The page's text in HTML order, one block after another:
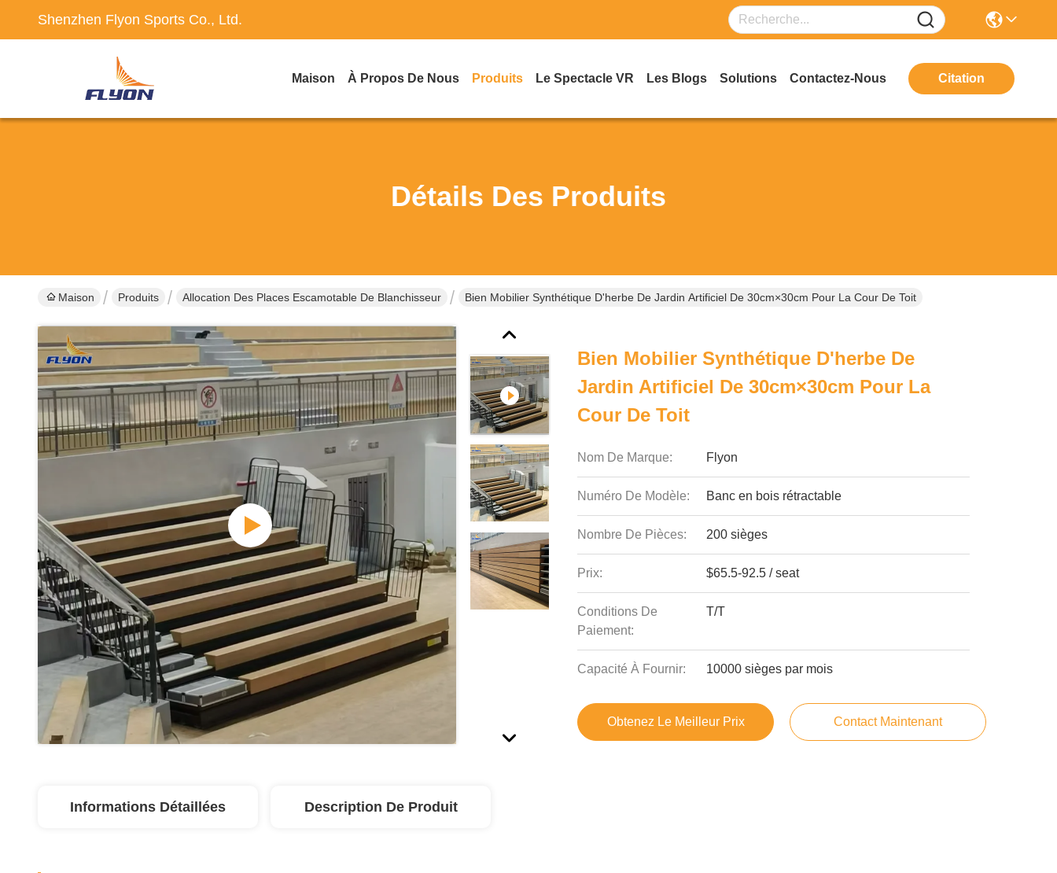
Shenzhen Flyon Sports Co., Ltd.
Maison À Propos De Nous Produits Le Spectacle VR Les Blogs Solutions Contactez-Nous Citation
Détails Des Produits
Maison Produits Allocation Des Places Escamotable De Blanchisseur Bien Mobilier Synthétique D'herbe De Jardin Artificiel De 30cm×30cm Pour La Cour De Toit
Bien Mobilier Synthétique D'herbe De
Jardin Artificiel De 30cm×30cm Pour La
Cour De Toit
Nom De Marque: Flyon
Numéro De Modèle: Banc en bois rétractable
Nombre De Pièces: 200 sièges
Prix: $65.5-92.5 / seat
Conditions De
Paiement:
T/T
Capacité À Fournir: 10000 sièges par mois
Obtenez Le Meilleur Prix Contact Maintenant
Informations Détaillées Description De Produit